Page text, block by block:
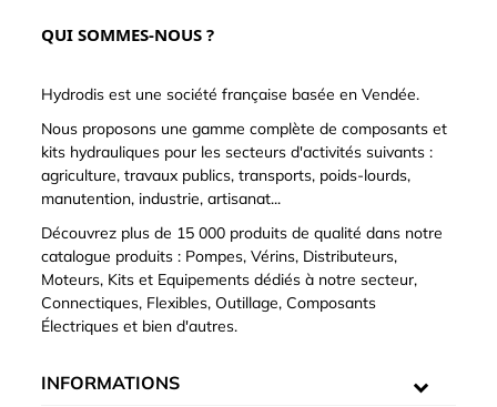
QUI SOMMES-NOUS ?
Hydrodis est une société française basée en Vendée.
Nous proposons une gamme complète de composants et
kits hydrauliques pour les secteurs d'activités suivants :
agriculture, travaux publics, transports, poids-lourds,
manutention, industrie, artisanat...
Découvrez plus de 15 000 produits de qualité dans notre
catalogue produits : Pompes, Vérins, Distributeurs,
Moteurs, Kits et Equipements dédiés à notre secteur,
Connectiques, Flexibles, Outillage, Composants
Électriques et bien d'autres.
INFORMATIONS